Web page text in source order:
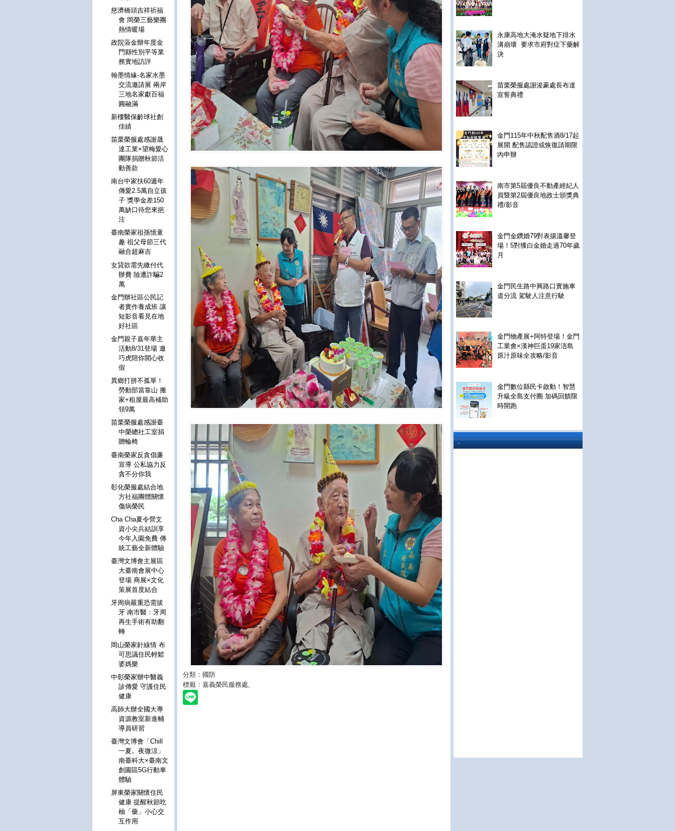
永康高地大淹水疑地下排水
溝崩壞 要求市府對症下藥解
決
苗栗榮服處謝浚豪處長布達
宣誓典禮
金門115年中秋配售酒8/17起
展開 配售認證或恢復請期限
內申辦
南市第5屆優良不動產經紀人
員暨第2屆優良地政士頒獎典
禮/影音
金門金鑽婚79對表揚溫馨登
場！5對獲白金婚走過70年歲
月
金門民生路中興路口實施車
道分流 駕駛人注意行駛
金門物產展+阿特登場！金門
工業會×漢神巨蛋19家浯島
原汁原味全攻略/影音
金門數位縣民卡啟動！智慧
升級全島支付圈 加碼回饋限
時開跑
..
分類：國防
標籤：嘉義榮民服務處
慈濟橋頭吉祥祈福
會 岡榮三藝樂團
熱情暖場
政院蒞金辦年度金
門縣性別平等業
務實地訪評
翰墨情緣-名家水墨
交流邀請展 兩岸
三地名家獻百福
圓融滿
新樓醫保齡球社創
佳績
苗栗榮服處感謝晟
達工業×望梅愛心
團隊捐贈秋節活
動善款
南台中家扶60週年
傳愛2.5萬自立孩
子 獎學金差150
萬缺口待您來挹
注
臺南榮家祖孫憶童
趣 祖父母節三代
融合超麻吉
女貸款需先繳付代
辦費 險遭詐騙2
萬
金門辦社區公民記
者實作養成班 讓
短影音看見在地
好社區
金門親子嘉年華主
活動8/31登場 邀
巧虎陪你開心收
假
異鄉打拼不孤單！
勞動部當靠山 搬
家+租屋最高補助
領9萬
苗栗榮服處感謝臺
中榮總社工室捐
贈輪椅
臺南榮家反貪倡廉
宣導 公私協力反
貪不分你我
彰化榮服處結合地
方社福團體關懷
傷病榮民
Cha Cha夏令營文
資小尖兵結訓享
今年入園免費 傳
統工藝全新體驗
臺灣文博會主展區
大臺南會展中心
登場 商展×文化
策展首度結合
牙周病嚴重恐需拔
牙 南市醫：牙周
再生手術有助翻
轉
岡山榮家針線情 布
可思議住民輕鬆
婆媽樂
中彰榮家辦中醫義
診傳愛 守護住民
健康
高師大辦全國大專
資源教室新進輔
導員研習
臺灣文博會「Chill
一夏。夜微涼」
南臺科大×臺南文
創園區5G行動車
體驗
屏東榮家關懷住民
健康 提醒秋節吃
柚「藥」小心交
互作用